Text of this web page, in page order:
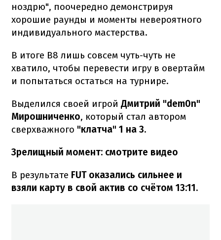
ноздрю", поочередно демонстрируя
хорошие раунды и моменты невероятного
индивидуального мастерства.
В итоге B8 лишь совсем чуть-чуть не
хватило, чтобы перевести игру в овертайм
и попытаться остаться на турнире.
Выделился своей игрой Дмитрий "dem0n"
Мирошниченко, который стал автором
сверхважного "клатча" 1 на 3.
Зрелищный момент: смотрите видео
В результате FUT оказались сильнее и
взяли карту в свой актив со счётом 13:11.